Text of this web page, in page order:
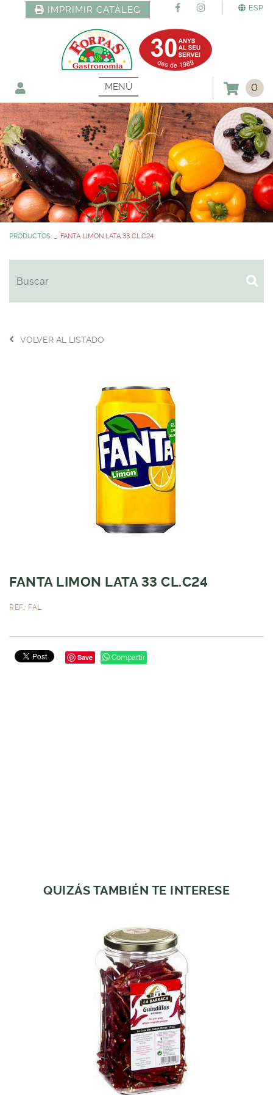
ESP
IMPRIMIR CATÀLEG
MENÚ 0
PRODUCTOS FANTA LIMON LATA 33 CL.C24
VOLVER AL LISTADO
FANTA LIMON LATA 33 CL.C24
REF.: FAL
Save Compartir
QUIZÁS TAMBIÉN TE INTERESE